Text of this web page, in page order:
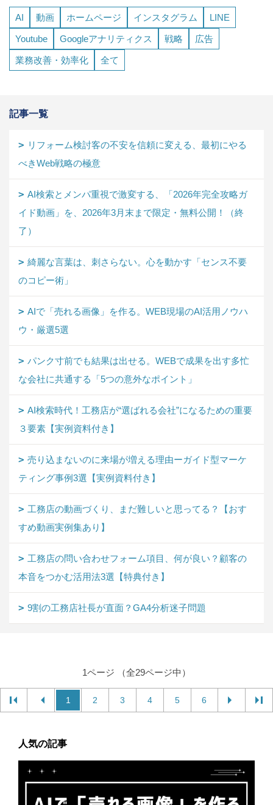
AI 動画 ホームページ インスタグラム LINE
Youtube Googleアナリティクス 戦略 広告
業務改善・効率化 全て
記事一覧
リフォーム検討客の不安を信頼に変える、最初にやる
べきWeb戦略の極意
AI検索とメンパ重視で激変する、「2026年完全攻略ガ
イド動画」を、2026年3月末まで限定・無料公開！（終
了）
綺麗な言葉は、刺さらない。心を動かす「センス不要
のコピー術」
AIで「売れる画像」を作る。WEB現場のAI活用ノウハ
ウ・厳選5選
パンク寸前でも結果は出せる。WEBで成果を出す多忙
な会社に共通する「5つの意外なポイント」
AI検索時代！工務店が“選ばれる会社”になるための重要
３要素【実例資料付き】
売り込まないのに来場が増える理由ーガイド型マーケ
ティング事例3選【実例資料付き】
工務店の動画づくり、まだ難しいと思ってる？【おす
すめ動画実例集あり】
工務店の問い合わせフォーム項目、何が良い？顧客の
本音をつかむ活用法3選【特典付き】
9割の工務店社長が直面？GA4分析迷子問題
1ページ （全29ページ中）
1 2 3 4 5 6
人気の記事